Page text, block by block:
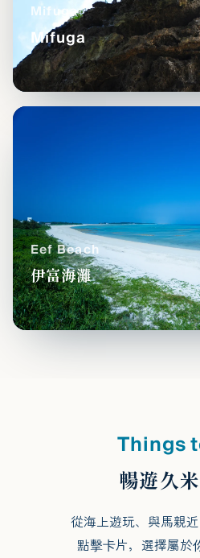
Mifuga
Mifuga
Eef Beach
伊富海灘
Things
暢遊久米
從海上遊玩、與馬親近
點擊卡片，選擇屬於